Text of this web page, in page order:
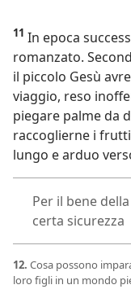
11 In epoca
romanzato.
il piccolo Gesù
viaggio, reso
piegare palme da
raccoglierne i
lungo e arduo
Per il bene
certa sicurezza
12. Cosa possono
loro figli in un mondo